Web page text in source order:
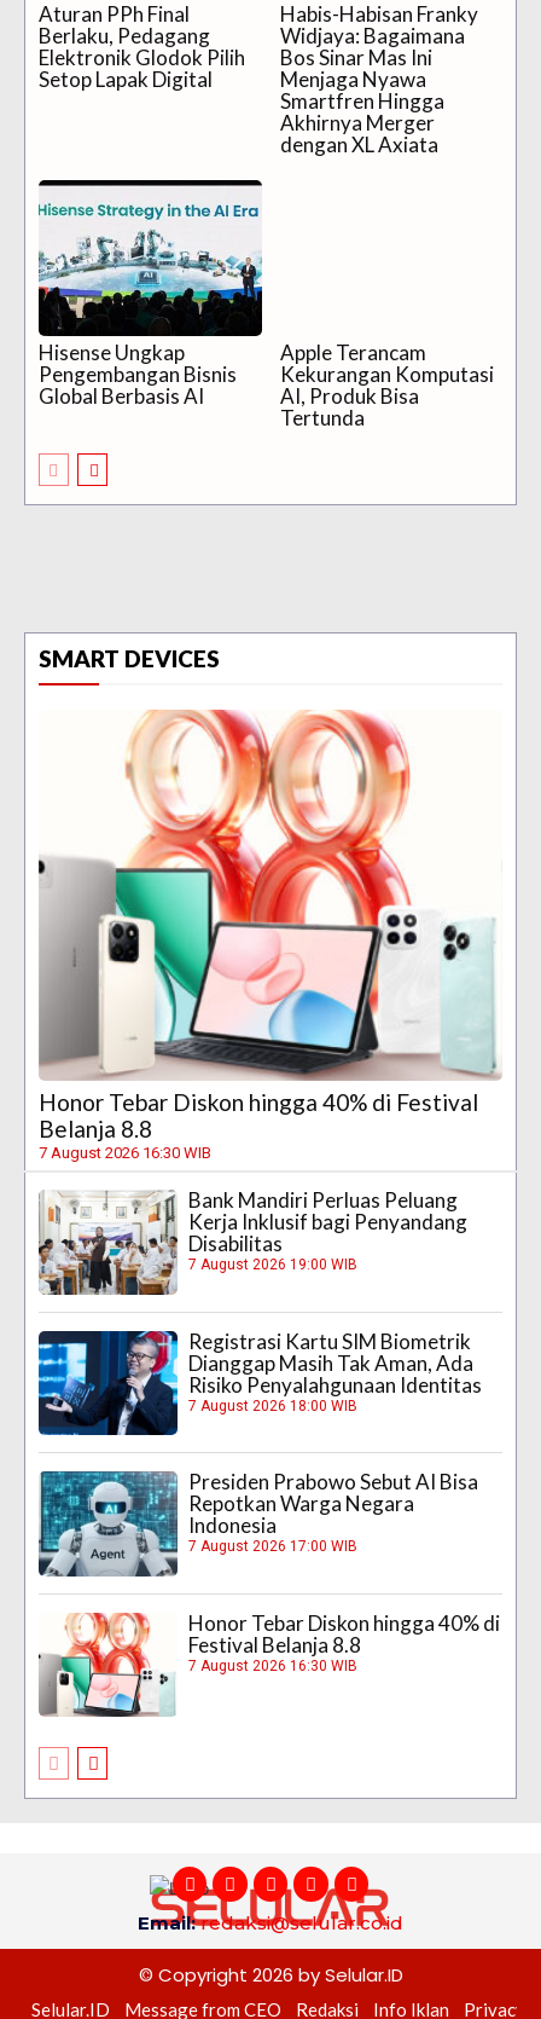
Aturan PPh Final
Berlaku, Pedagang
Elektronik Glodok Pilih
Setop Lapak Digital
Habis-Habisan Franky
Widjaya: Bagaimana
Bos Sinar Mas Ini
Menjaga Nyawa
Smartfren Hingga
Akhirnya Merger
dengan XL Axiata
Hisense Ungkap
Pengembangan Bisnis
Global Berbasis AI
Apple Terancam
Kekurangan Komputasi
AI, Produk Bisa
Tertunda
SMART DEVICES
Honor Tebar Diskon hingga 40% di Festival
Belanja 8.8
7 August 2026 16:30 WIB
Bank Mandiri Perluas Peluang
Kerja Inklusif bagi Penyandang
Disabilitas
7 August 2026 19:00 WIB
Registrasi Kartu SIM Biometrik
Dianggap Masih Tak Aman, Ada
Risiko Penyalahgunaan Identitas
7 August 2026 18:00 WIB
Presiden Prabowo Sebut AI Bisa
Repotkan Warga Negara
Indonesia
7 August 2026 17:00 WIB
Honor Tebar Diskon hingga 40% di
Festival Belanja 8.8
7 August 2026 16:30 WIB
Email:redaksi@selular.co.id
© Copyright 2026 by Selular.ID
Selular.ID Message from CEO Redaksi Info Iklan Privacy